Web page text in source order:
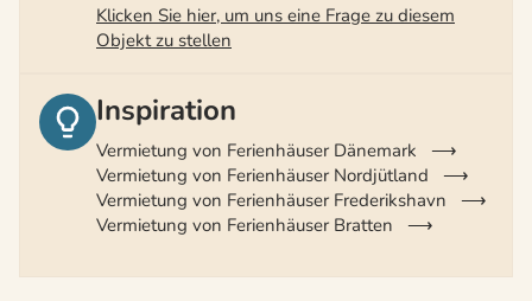
Klicken Sie hier, um uns eine Frage zu diesem
Objekt zu stellen
Inspiration
Vermietung von Ferienhäuser Dänemark
Vermietung von Ferienhäuser Nordjütland
Vermietung von Ferienhäuser Frederikshavn
Vermietung von Ferienhäuser Bratten